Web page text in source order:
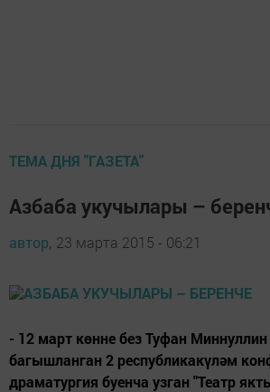
ТЕМА ДНЯ "ГАЗЕТА"
Азбаба укучылары –
автор, 23 марта 2015 - 06:21
- 12 март көнне без Туфан Миннуллин
багышланган 2 республикакүләм
драматургия буенча узган "Театр